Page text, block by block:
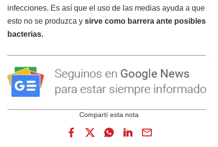
infecciones. Es así que el uso de las medias ayuda a que
esto no se produzca y sirve como barrera ante posibles
bacterias.